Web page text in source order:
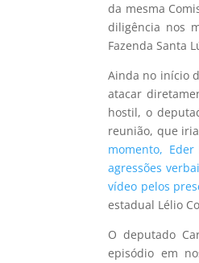
da mesma
diligência nos
Fazenda Santa
Ainda no início
atacar
hostil, o
reunião, que
momento,
agressões
vídeo pelos
estadual Lélio
O deputado
episódio em